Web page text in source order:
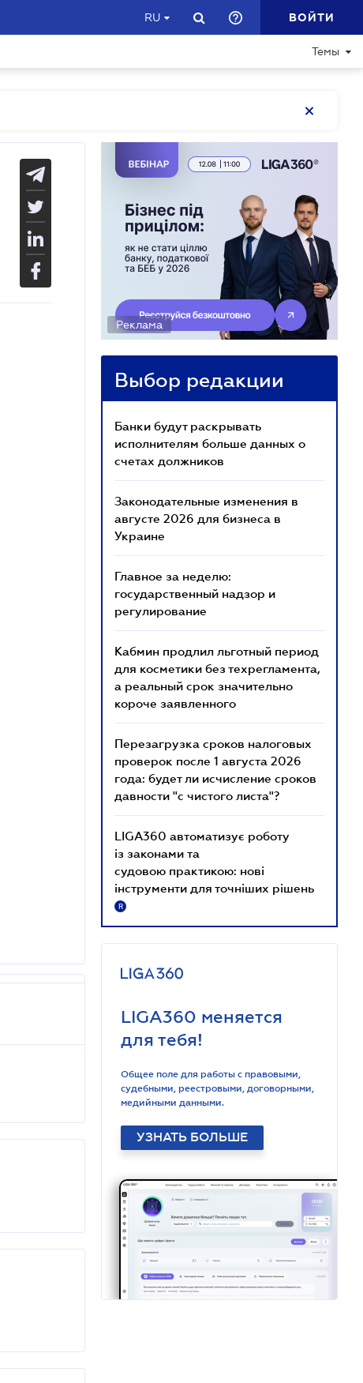
RU ВОЙТИ
Темы
Реклама
Выбор редакции
Банки будут раскрывать
исполнителям больше данных о
счетах должников
Законодательные изменения в
августе 2026 для бизнеса в
Украине
Главное за неделю:
государственный надзор и
регулирование
Кабмин продлил льготный период
для косметики без техрегламента,
а реальный срок значительно
короче заявленного
Перезагрузка сроков налоговых
проверок после 1 августа 2026
года: будет ли исчисление сроков
давности "с чистого листа"?
LIGA360 автоматизує роботу
із законами та
судовою практикою: нові
інструменти для точніших рішень
R
LIGA360 меняется
для тебя!
Общее поле для работы с правовыми,
судебными, реестровыми, договорными,
медийными данными.
УЗНАТЬ БОЛЬШЕ